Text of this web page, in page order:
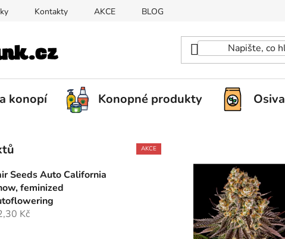
Kontakty AKCE BLOG
konopí Konopné produkty Osiva
Seeds Auto California
feminized
Kč
AKCE